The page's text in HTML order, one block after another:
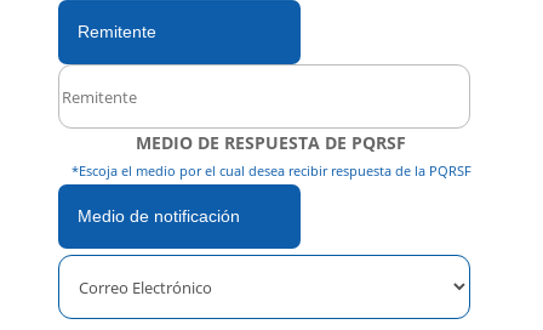
Remitente
MEDIO DE RESPUESTA DE PQRSF
*Escoja el medio por el cual desea recibir respuesta de la PQRSF
Medio de notificación